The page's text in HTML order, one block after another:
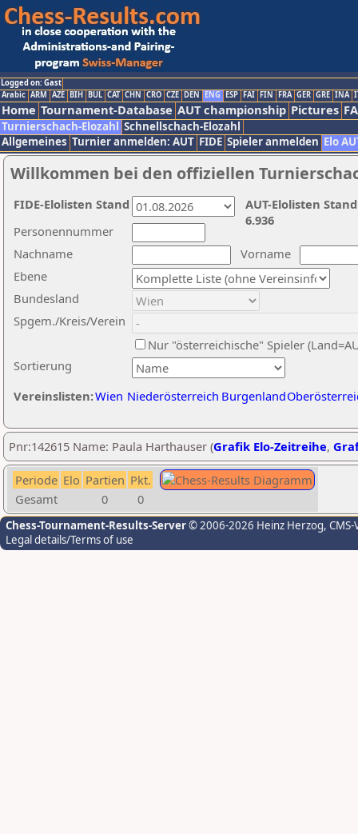
Logged on: Gast
Arabic ARM AZE BIH BUL CAT CHN CRO CZE DEN ENG ESP FAI FIN FRA GER GRE INA
Home Tournament-Database AUT championship Pictures
Turnierschach-Elozahl Schnellschach-Elozahl
Allgemeines Turnier anmelden: AUT FIDE Spieler anmelden Elo
Willkommen bei den offiziellen
Nachname
Vorname
Ebene
Sortierung
Personennummer
Bundesland
Spgem./Kreis/Verein
Nur "österreichische" Spieler
Vereinslisten:Wien Niederösterreich Burgenland
AUT-Elolisten
6.936
FIDE-Elolisten Stand
Pnr:142615 Name: Paula Harthauser (Grafik Elo-Zeitreihe,
Periode Elo Partien Pkt.
Gesamt
0 0
Chess-Tournament-Results-Server© 2006-2026 Heinz Herzog,
Legal details/Terms of use